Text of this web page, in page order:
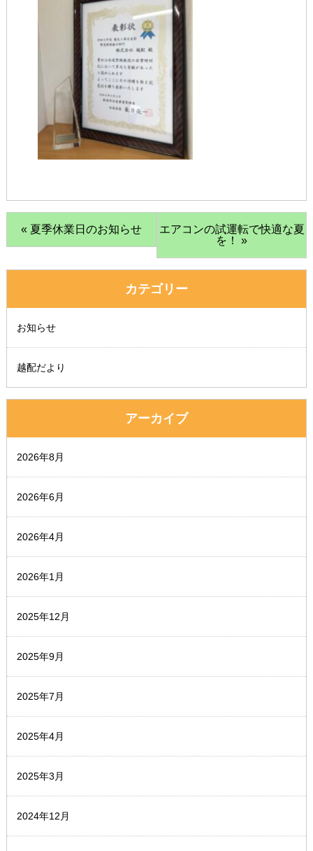
« 夏季休業日のお知らせ
エアコンの試運転で快適な夏
を！ »
カテゴリー
お知らせ
越配だより
アーカイブ
2026年8月
2026年6月
2026年4月
2026年1月
2025年12月
2025年9月
2025年7月
2025年4月
2025年3月
2024年12月